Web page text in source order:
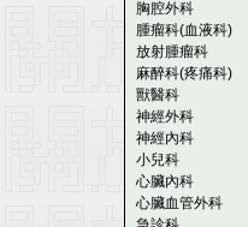
胸腔外科
腫瘤科(血液科)
放射腫瘤科
麻醉科(疼痛科)
獸醫科
神經外科
神經內科
小兒科
心臟內科
心臟血管外科